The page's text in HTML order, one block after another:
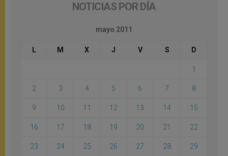
NOTICIAS POR DÍA
mayo 2011
L M X J V S D
1
2 3 4 5 6 7 8
9 10 11 12 13 14 15
16 17 18 19 20 21 22
23 24 25 26 27 28 29